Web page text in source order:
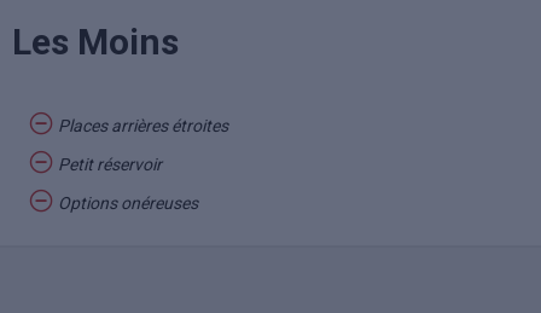
Les Moins
Places arrières étroites
Petit réservoir
Options onéreuses